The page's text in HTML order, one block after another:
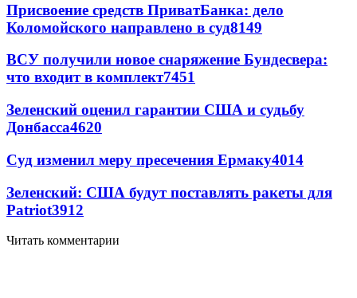
Присвоение средств ПриватБанка: дело
Коломойского направлено в суд8149
ВСУ получили новое снаряжение Бундесвера:
что входит в комплект7451
Зеленский оценил гарантии США и судьбу
Донбасса4620
Суд изменил меру пресечения Ермаку4014
Зеленский: США будут поставлять ракеты для
Patriot3912
Читать комментарии